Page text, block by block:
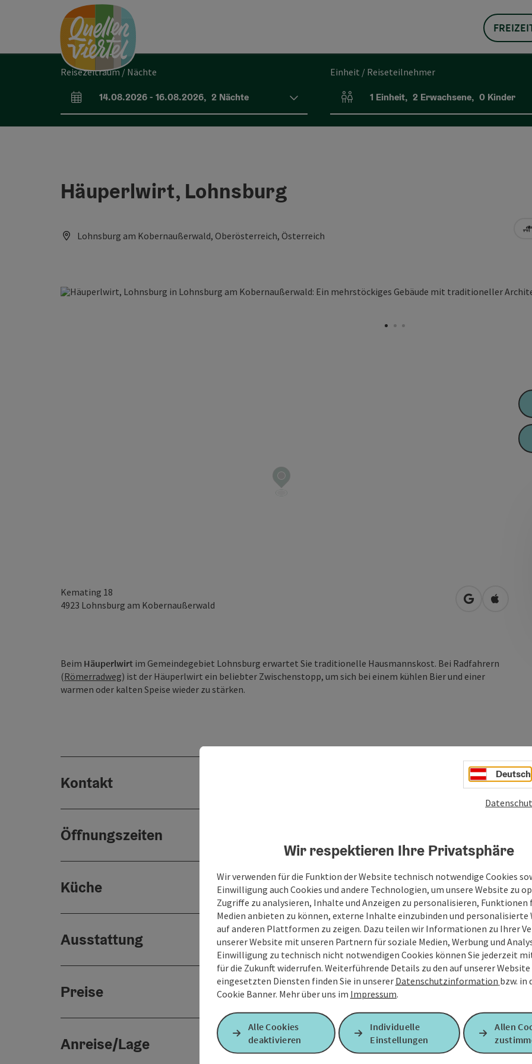
Zum InhaltAccesskey
[0]
Zur NavigationAccesskey
Zum Seitenanfang Accesskey
Reisezeitraum / Nächte
An- und Abreisefelder
14.08.2026- 16.08.2026, 2 Nächte
Einheit / Reiseteilnehmer
Einheitenanzahl und Personenfelder
1 Einheit, 2 Erwachsene, 0 Kinder
Häuperlwirt, Lohnsburg
Lohnsburg am Kobernaußerwald, Oberösterreich, Österreich
Kemating 18
4923 Lohnsburg am Kobernaußerwald in Google
in
Beim Häuperlwirt im Gemeindegebiet Lohnsburg erwartet Sie traditionelle Hausmannskost. Bei Radfahrern
(Römerradweg) ist der Häuperlwirt ein beliebter Zwischenstopp, um sich bei einem kühlen Bier und einer
warmen oder kalten Speise wieder zu stärken.
Kontakt
Öffnungszeiten
Küche
Ausstattung
Preise
Anreise/Lage
Deutsch
Wir respektieren Ihre Privatsphäre
Wir verwenden für die Funktion der Website technisch notwendige Cookies
Einwilligung auch Cookies und andere Technologien, um unsere Website zu
Zugriffe zu analysieren, Inhalte und Anzeigen zu personalisieren, Funktionen
Medien anbieten zu können, externe Inhalte einzubinden und personalisierte
auf anderen Plattformen zu zeigen. Dazu teilen wir Informationen zu Ihrer
unserer Website mit unseren Partnern für soziale Medien, Werbung und
Einwilligung zu technisch nicht notwendigen Cookies können Sie jederzeit
für die Zukunft widerrufen. Weiterführende Details zu den auf unserer Website
eingesetzten Diensten finden Sie in unserer Datenschutzinformation bzw. in
Cookie Banner. Mehr über uns im Impressum.
Alle Cookies
deaktivieren
Individuelle
Einstellungen
Allen